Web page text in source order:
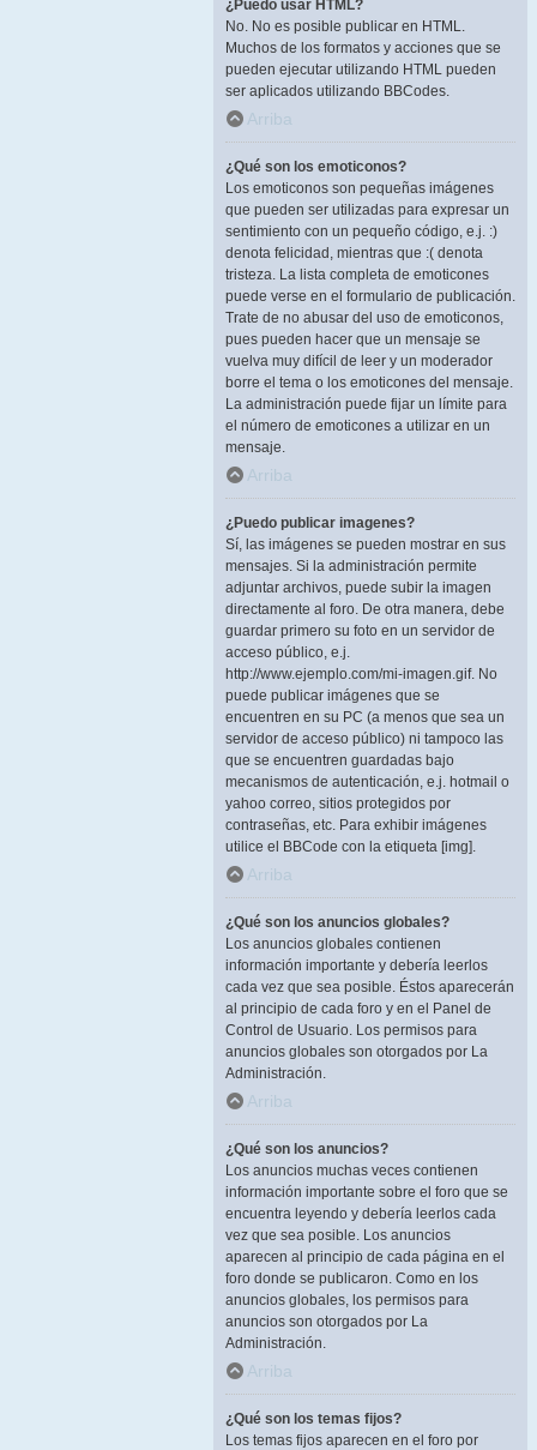
¿Puedo usar HTML?
No. No es posible publicar en HTML.
Muchos de los formatos y acciones que se
pueden ejecutar utilizando HTML pueden
ser aplicados utilizando BBCodes.
Arriba
¿Qué son los emoticonos?
Los emoticonos son pequeñas imágenes
que pueden ser utilizadas para expresar un
sentimiento con un pequeño código, e.j. :)
denota felicidad, mientras que :( denota
tristeza. La lista completa de emoticones
puede verse en el formulario de publicación.
Trate de no abusar del uso de emoticonos,
pues pueden hacer que un mensaje se
vuelva muy difícil de leer y un moderador
borre el tema o los emoticones del mensaje.
La administración puede fijar un límite para
el número de emoticones a utilizar en un
mensaje.
Arriba
¿Puedo publicar imagenes?
Sí, las imágenes se pueden mostrar en sus
mensajes. Si la administración permite
adjuntar archivos, puede subir la imagen
directamente al foro. De otra manera, debe
guardar primero su foto en un servidor de
acceso público, e.j.
http://www.ejemplo.com/mi-imagen.gif. No
puede publicar imágenes que se
encuentren en su PC (a menos que sea un
servidor de acceso público) ni tampoco las
que se encuentren guardadas bajo
mecanismos de autenticación, e.j. hotmail o
yahoo correo, sitios protegidos por
contraseñas, etc. Para exhibir imágenes
utilice el BBCode con la etiqueta [img].
Arriba
¿Qué son los anuncios globales?
Los anuncios globales contienen
información importante y debería leerlos
cada vez que sea posible. Éstos aparecerán
al principio de cada foro y en el Panel de
Control de Usuario. Los permisos para
anuncios globales son otorgados por La
Administración.
Arriba
¿Qué son los anuncios?
Los anuncios muchas veces contienen
información importante sobre el foro que se
encuentra leyendo y debería leerlos cada
vez que sea posible. Los anuncios
aparecen al principio de cada página en el
foro donde se publicaron. Como en los
anuncios globales, los permisos para
anuncios son otorgados por La
Administración.
Arriba
¿Qué son los temas fijos?
Los temas fijos aparecen en el foro por